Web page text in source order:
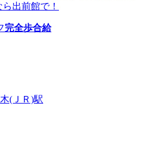
出前館で！
完全歩合給
(ＪＲ)駅